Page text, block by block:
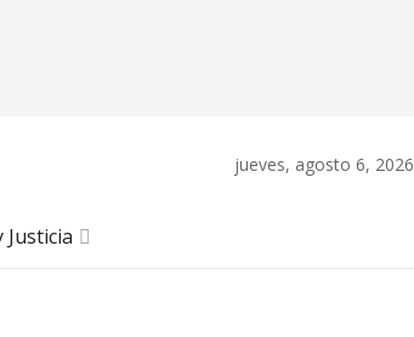
jueves, agosto 6, 2026
Justicia